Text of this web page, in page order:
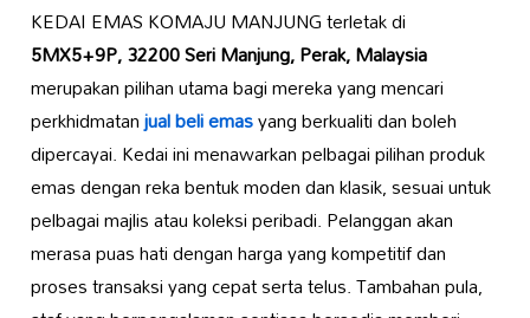
KEDAI EMAS KOMAJU MANJUNG terletak di
5MX5+9P, 32200 Seri Manjung, Perak, Malaysia
merupakan pilihan utama bagi mereka yang mencari
perkhidmatanjual beli emasyang berkualiti dan boleh
dipercayai. Kedai ini menawarkan pelbagai pilihan produk
emas dengan reka bentuk moden dan klasik, sesuai untuk
pelbagai majlis atau koleksi peribadi. Pelanggan akan
merasa puas hati dengan harga yang kompetitif dan
proses transaksi yang cepat serta telus. Tambahan pula,